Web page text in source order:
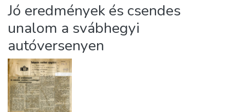
About us
Jó eredmények és csendes
unalom a svábhegyi
autóversenyen